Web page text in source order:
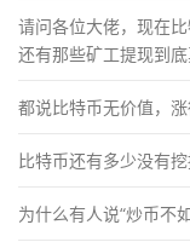
请问各位大佬，现在
还有那些矿工提现到底
都说比特币无价值，
比特币还有多少没有挖
为什么有人说“炒币不